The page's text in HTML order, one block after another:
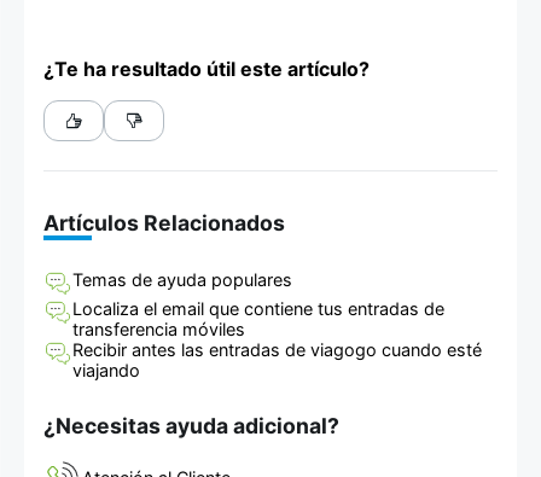
¿Te ha resultado útil este artículo?
Artículos Relacionados
Temas de ayuda populares
Localiza el email que contiene tus entradas de
transferencia móviles
Recibir antes las entradas de viagogo cuando esté
viajando
¿Necesitas ayuda adicional?